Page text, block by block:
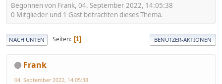
Begonnen von Frank, 04. September 2022, 14:05:38
0 Mitglieder und 1 Gast betrachten dieses Thema.
NACH UNTEN Seiten 1 BENUTZER-AKTIONEN
Frank
04. September 2022, 14:05:38